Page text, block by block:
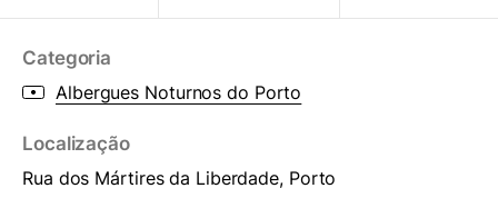
Categoria
Albergues Noturnos do Porto
Localização
Rua dos Mártires da Liberdade, Porto